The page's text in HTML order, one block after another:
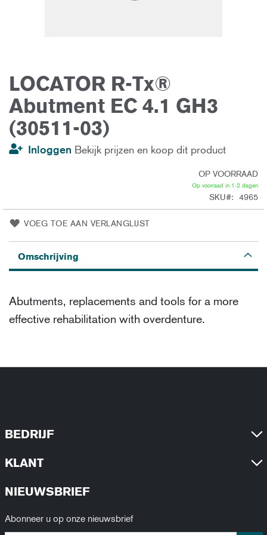
LOCATOR R-Tx®
Abutment EC 4.1 GH3
(30511-03)
Inloggen Bekijk prijzen en koop dit product
OP VOORRAAD
Op voorraad in 1-2 dagen
SKU 4965
VOEG TOE AAN VERLANGLIJST
Ga
begin
van
de
afbeeldingen-
gallerij
Omschrijving
Abutments, replacements and tools for a more
effective rehabilitation with overdenture.
BEDRIJF
KLANT
NIEUWSBRIEF
Abonneer u op onze nieuwsbrief